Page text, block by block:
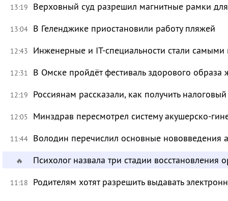
13:19 Верховный суд разрешил магнитные рамки
13:04 В Геленджике приостановили работу пляжей
12:43 Инженерные и IT-специальности стали
12:31 В Омске пройдёт фестиваль здорового
12:19 Россиянам рассказали, как получить
12:05 Минздрав пересмотрел систему акушерско-
11:44 Володин перечислил основные нововведения
🔥 Психолог назвала три стадии восстановления
11:18 Родителям хотят разрешить выдавать